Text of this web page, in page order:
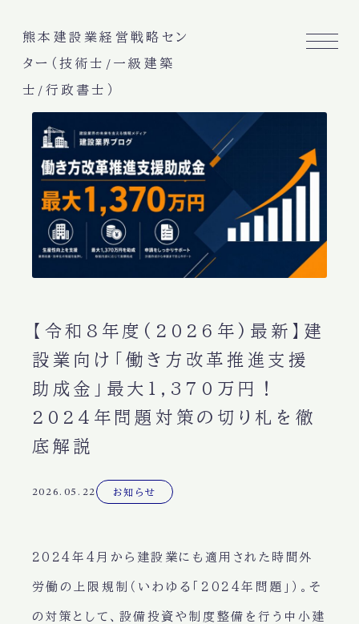
熊本建設業経営戦略セン
ター（技術士/一級建築
士/行政書士）
【令和8年度(2026年)最新】建
設業向け「働き方改革推進支援
助成金」最大1,370万円！
2024年問題対策の切り札を徹
底解説
2026.05.22 お知らせ
2024年4月から建設業にも適用された時間外
労働の上限規制（いわゆる「2024年問題」）。そ
の対策として、設備投資や制度整備を行う中小建